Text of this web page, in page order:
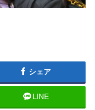
シェア
LINE